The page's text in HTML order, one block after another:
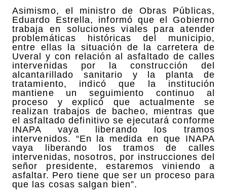
Asimismo, el ministro de Obras Públicas,
Eduardo Estrella, informó que el Gobierno
trabaja en soluciones viales para atender
problemáticas históricas del municipio,
entre ellas la situación de la carretera de
Uveral y con relación al asfaltado de calles
intervenidas por la construcción del
alcantarillado sanitario y la planta de
tratamiento, indicó que la institución
mantiene un seguimiento continuo al
proceso y explicó que actualmente se
realizan trabajos de bacheo, mientras que
el asfaltado definitivo se ejecutará conforme
INAPA vaya liberando los tramos
intervenidos. “En la medida en que INAPA
vaya liberando los tramos de calles
intervenidas, nosotros, por instrucciones del
señor presidente, estaremos viniendo a
asfaltar. Pero tiene que ser un proceso para
que las cosas salgan bien”.